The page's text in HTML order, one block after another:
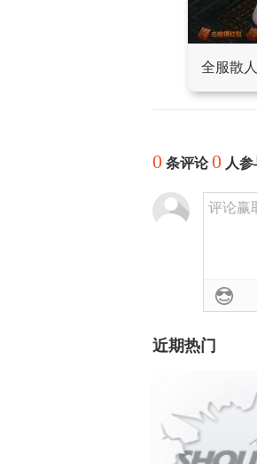
全服散
0 条评论0 人参
评论赢
近期热门